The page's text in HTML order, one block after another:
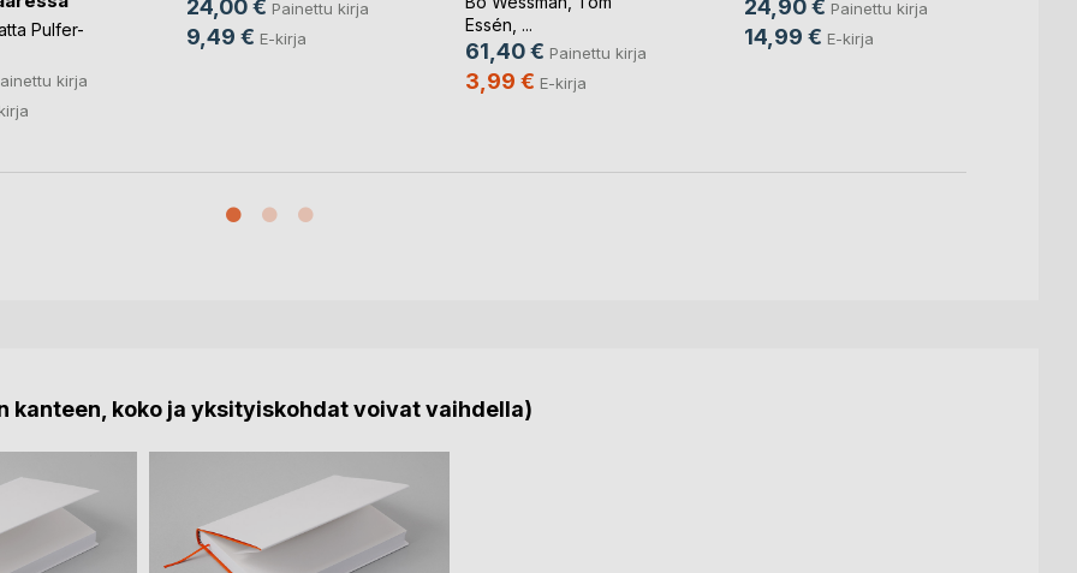
Pulfer-
kirja
24,00 € Painettu kirja
9,49 € E-kirja
Essén , ...
61,40 € Painettu kirja
3,99 € E-kirja
24,90 € Painettu kirja
14,99 € E-kirja
koko ja yksityiskohdat voivat vaihdella)